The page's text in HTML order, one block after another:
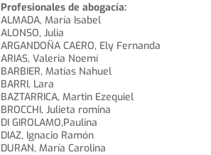
Profesionales de abogacía:
ALMADA, María Isabel
ALONSO, Julia
ARGANDOÑA CAERO, Ely Fernanda
ARIAS, Valeria Noemí
BARBIER, Matías Nahuel
BARRI, Lara
BAZTARRICA, Martin Ezequiel
BROCCHI, Julieta romina
DI GIROLAMO,Paulina
DIAZ, Ignacio Ramón
DURAN, María Carolina